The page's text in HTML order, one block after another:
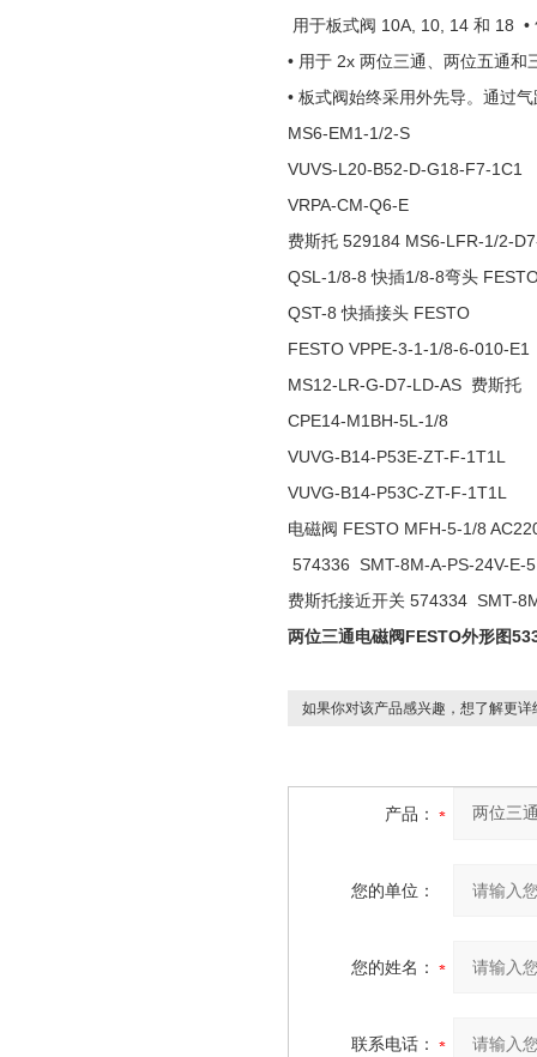
用于板式阀 10A, 10, 14 和 18
• 用于 2x 两位三通、两位五通和
• 板式阀始终采用外先导。通过
MS6-EM1-1/2-S
VUVS-L20-B52-D-G18-F7-1C1
VRPA-CM-Q6-E
费斯托 529184 MS6-LFR-1/2-
QSL-1/8-8 快插1/8-8弯头
QST-8 快插接头 FESTO
FESTO VPPE-3-1-1/8-6-010-E1
MS12-LR-G-D7-LD-AS 费斯托
CPE14-M1BH-5L-1/8
VUVG-B14-P53E-ZT-F-1T1L
VUVG-B14-P53C-ZT-F-1T1L
电磁阀 FESTO MFH-5-1/8
574336 SMT-8M-A-PS-24V-E-
费斯托接近开关 574334 SMT-
两位三通电磁阀FESTO外形图
如果你对该产品感兴趣，想了解更详
产品：
您的单位：
您的姓名：
联系电话：